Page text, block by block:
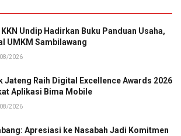
Undip Hadirkan Buku Panduan Usaha,
UMKM Sambilawang
2026
Jateng Raih Digital Excellence Awards 2026
Aplikasi Bima Mobile
2026
Apresiasi ke Nasabah Jadi Komitmen